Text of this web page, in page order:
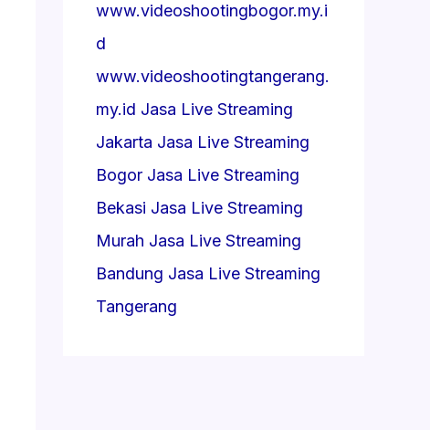
www.videoshootingbogor.my.i
d
www.videoshootingtangerang.
my.id Jasa Live Streaming
Jakarta Jasa Live Streaming
Bogor Jasa Live Streaming
Bekasi Jasa Live Streaming
Murah Jasa Live Streaming
Bandung Jasa Live Streaming
Tangerang